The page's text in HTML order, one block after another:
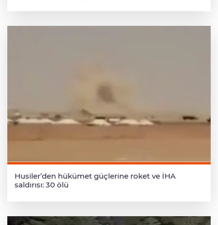
Husiler’den hükümet güçlerine roket ve İHA
saldırısı: 30 ölü